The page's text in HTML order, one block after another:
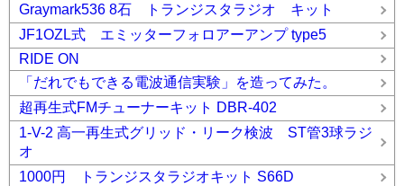
Graymark536 8石 トランジスタラジオ キット
JF1OZL式 エミッターフォロアーアンプ type5
RIDE ON
「だれでもできる電波通信実験」を造ってみた。
超再生式FMチューナーキット DBR-402
1-V-2 高一再生式グリッド・リーク検波 ST管3球ラジ
オ
1000円 トランジスタラジオキット S66D